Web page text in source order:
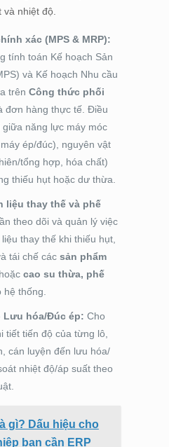
nhiệt độ.
xác (MPS & MRP):
tính toán Kế hoạch Sản
và Kế hoạch Nhu cầu
trên Công thức phối
đơn hàng thực tế. Điều
giữa năng lực máy móc
ép/đúc), nguyên vật
tổng hợp, hóa chất)
thiếu hụt hoặc dư thừa.
liệu thay thế và phế
theo dõi và quản lý việc
thay thế khi thiếu hụt,
tái chế các sản phẩm
hoặc cao su thừa, phế
hệ thống.
Lưu hóa/Đúc ép: Cho
tiết tiến độ của từng lô,
cán luyện đến lưu hóa/
nhiệt độ/áp suất theo
gì? Dấu hiệu cho
bạn cần ERP